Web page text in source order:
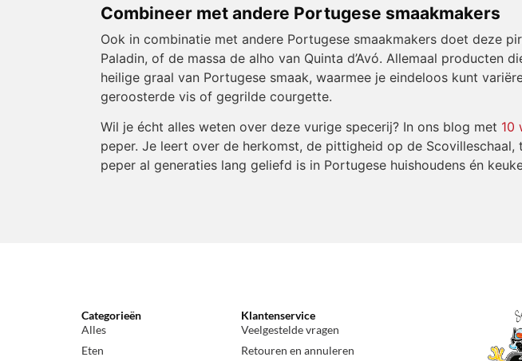
Combineer met andere Portugese smaakmakers
Ook in combinatie met andere Portugese smaakmakers doet deze
Paladin, of de massa de alho van Quinta d’Avó. Allemaal producten
heilige graal van Portugese smaak, waarmee je eindeloos kunt
geroosterde vis of gegrilde courgette.
Wil je écht alles weten over deze vurige specerij? In ons blog met 10
peper. Je leert over de herkomst, de pittigheid op de
peper al generaties lang geliefd is in Portugese huishoudens én
Categorieën
Alles
Eten
Klantenservice
Veelgestelde vragen
Retouren en annuleren